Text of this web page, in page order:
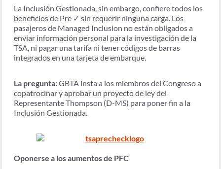
La Inclusión Gestionada, sin embargo, confiere todos los
beneficios de Pre ✓ sin requerir ninguna carga. Los
pasajeros de Managed Inclusion no están obligados a
enviar información personal para la investigación de la
TSA, ni pagar una tarifa ni tener códigos de barras
integrados en una tarjeta de embarque.
La pregunta:GBTA insta a los miembros del Congreso a
copatrocinar y aprobar un proyecto de ley del
Representante Thompson (D-MS) para poner fin a la
Inclusión Gestionada.
Oponerse a los aumentos de PFC